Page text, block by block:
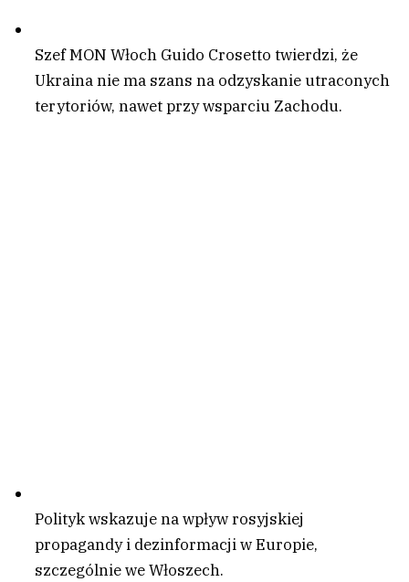
Szef MON Włoch Guido Crosetto twierdzi, że
Ukraina nie ma szans na odzyskanie utraconych
terytoriów, nawet przy wsparciu Zachodu.
Polityk wskazuje na wpływ rosyjskiej
propagandy i dezinformacji w Europie,
szczególnie we Włoszech.